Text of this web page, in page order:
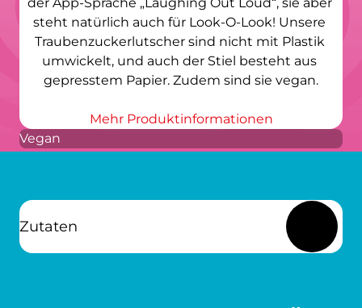
steht natürlich auch für Look-O-Look! Unsere
Traubenzuckerlutscher sind nicht mit Plastik
umwickelt, und auch der Stiel besteht aus
gepresstem Papier. Zudem sind sie vegan.
Mehr Produktinformationen
Vegan
Zutaten